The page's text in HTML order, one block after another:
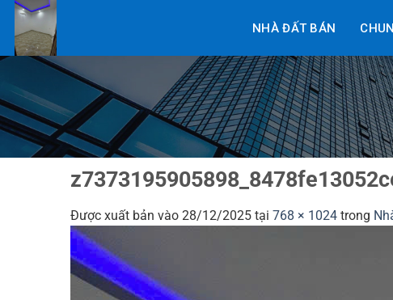
qua
nội
NHÀ ĐẤT BÁN
Được xuất bản vào 28/12/2025 tại 768 × 1024 trong